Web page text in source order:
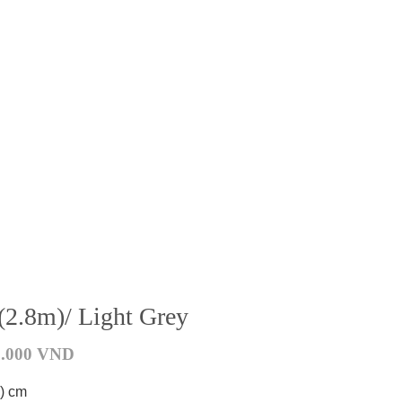
Light Grey
VND
cm